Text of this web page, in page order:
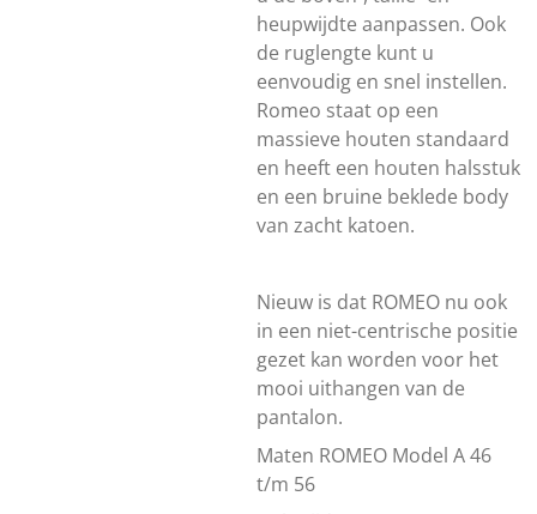
heupwijdte aanpassen. Ook
de ruglengte kunt u
eenvoudig en snel instellen.
Romeo staat op een
massieve houten standaard
en heeft een houten halsstuk
en een bruine beklede body
van zacht katoen.
Nieuw is dat ROMEO nu ook
in een niet-centrische positie
gezet kan worden voor het
mooi uithangen van de
pantalon.
Maten ROMEO Model A 46
t/m 56